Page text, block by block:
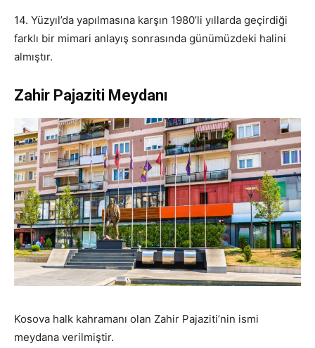
14. Yüzyıl’da yapılmasına karşın 1980’li yıllarda geçirdiği
farklı bir mimari anlayış sonrasında günümüzdeki halini
almıştır.
Zahir Pajaziti Meydanı
Kosova halk kahramanı olan Zahir Pajaziti’nin ismi
meydana verilmiştir.